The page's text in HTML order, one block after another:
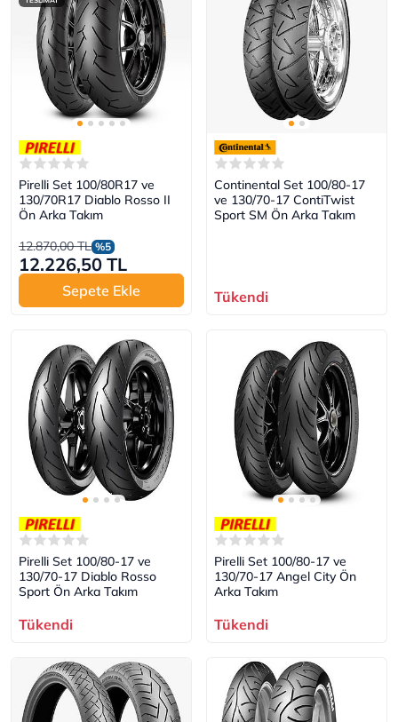
Pirelli Set 100/80R17 ve
130/70R17 Diablo Rosso II
Ön Arka Takım
12.870,00 TL %5
12.226,50 TL
Sepete Ekle
Continental Set 100/80-17
ve 130/70-17 ContiTwist
Sport SM Ön Arka Takım
Tükendi
Pirelli Set 100/80-17 ve
130/70-17 Diablo Rosso
Sport Ön Arka Takım
Tükendi
Pirelli Set 100/80-17 ve
130/70-17 Angel City Ön
Arka Takım
Tükendi